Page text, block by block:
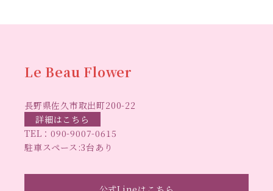
リウムレッスン
スハート ベッドサイドライト
リジナルデザイン 仏花ハーバリウム
手作りクリスマスリース
Le Beau Flower
長野県佐久市取出町200-22
詳細はこちら
TEL：090-9007-0615
駐車スペース:3台あり